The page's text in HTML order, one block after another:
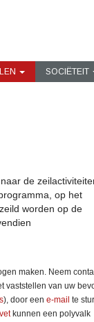
SOCIËTEIT
de
op het
worden op de
maken. Neem
vaststellen van uw
), door een e-mail te
kunnen een polyvalk